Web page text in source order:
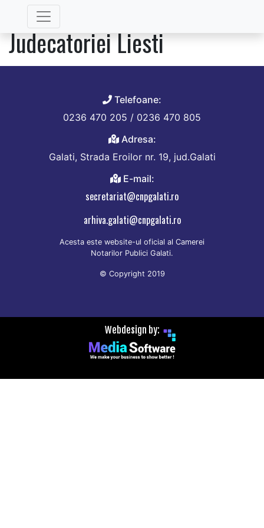
Categorie:
Judecatoriei Liesti
Telefoane:
0236 470 205 / 0236 470 805
Adresa:
Galati, Strada Eroilor nr. 19, jud.Galati
E-mail:
secretariat@cnpgalati.ro
arhiva.galati@cnpgalati.ro
Acesta este website-ul oficial al Camerei
Notarilor Publici Galati.
© Copyright 2019
Webdesign by: